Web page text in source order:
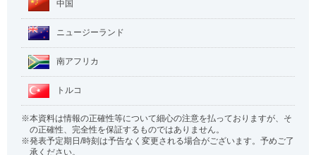
中国
ニュージーランド
南アフリカ
トルコ
本資料は情報の正確性等について細心の注意を払っておりますが、そ
の正確性、完全性を保証するものではありません。
発表予定期日/時刻は予告なく変更される場合がございます。予めご了
承ください。